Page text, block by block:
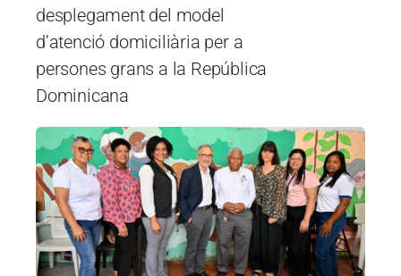
desplegament del model
d’atenció domiciliària per a
persones grans a la República
Dominicana
Imatge